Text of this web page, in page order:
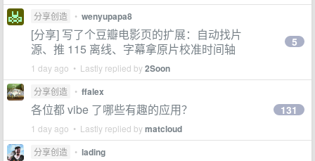
分享创造 • wenyupapa8
[分享] 写了个豆瓣电影页的扩展：自动找片
源、推 115 离线、字幕拿原片校准时间轴
1 day ago • Lastly replied by2Soon
5
分享创造 • ffalex
各位都 vibe 了哪些有趣的应用？
1 day ago • Lastly replied bymatcloud
131
分享创造 • lading